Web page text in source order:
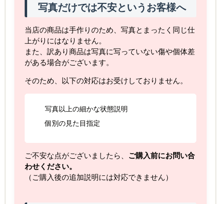
写真だけでは不安というお客様へ
当店の商品は手作りのため、写真とまったく同じ仕
上がりにはなりません。
また、訳あり商品は写真に写っていない傷や個体差
がある場合がございます。
そのため、以下の対応はお受けしておりません。
写真以上の細かな状態説明
個別の見た目指定
ご不安な点がございましたら、 ご購入前にお問い合
わせください。
（ご購入後の追加説明には対応できません）